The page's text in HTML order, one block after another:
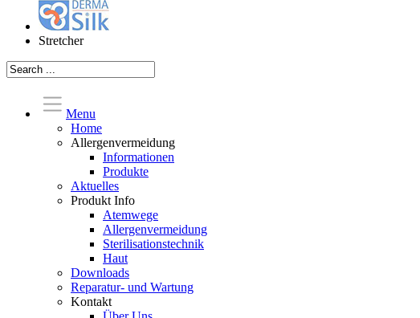
Stretcher
Menu
Home
Allergenvermeidung
Informationen
Produkte
Aktuelles
Produkt Info
Atemwege
Allergenvermeidung
Sterilisationstechnik
Haut
Downloads
Reparatur- und Wartung
Kontakt